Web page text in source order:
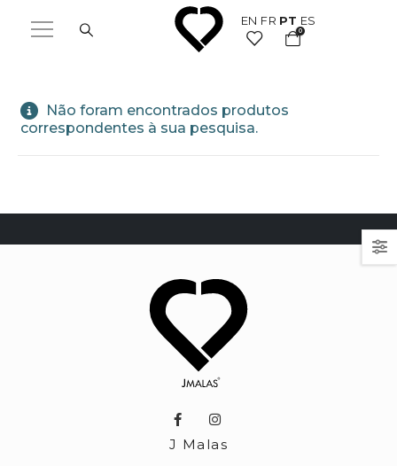
EN FR PT ES
0
Não foram encontrados produtos
correspondentes à sua pesquisa.
J Malas